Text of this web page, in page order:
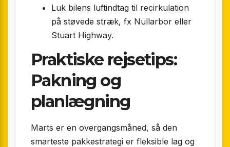
Luk bilens luftindtag til recirkulation
på støvede stræk, fx Nullarbor eller
Stuart Highway.
Praktiske rejsetips:
Pakning og
planlægning
Marts er en overgangsmåned, så den
smarteste pakkestrategi er fleksible lag og